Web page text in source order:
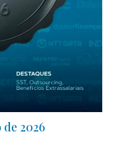
2026